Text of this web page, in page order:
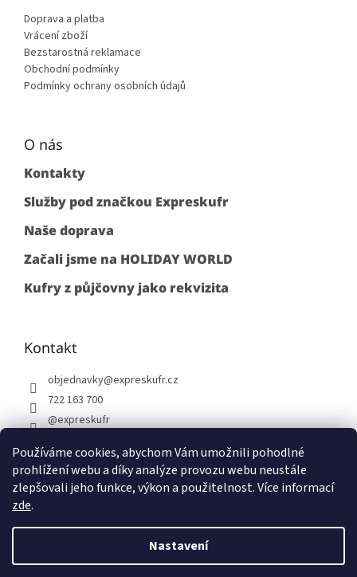
Používáme cookies, abychom Vám umožnili pohodlné
prohlížení webu a díky analýze provozu webu neustále
zlepšovali jeho funkce, výkon a použitelnost. Více informací
zde.
Nastavení
Doprava a platba
Vrácení zboží
Bezstarostná reklamace
Obchodní podmínky
Podmínky ochrany osobních údajů
O nás
Kontakty
Služby pod značkou Expreskufr
Naše doprava
Začali jsme na HOLIDAY WORLD
Kufry z půjčovny jako rekvizita
Kontakt
objednavky@expreskufr.cz
722 163 700
@expreskufr
Vytvořil Shoptet